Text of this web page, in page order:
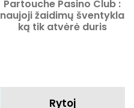
Partouche Pasino Club :
naujoji žaidimų šventykla
ką tik atvėrė duris
Rytoj